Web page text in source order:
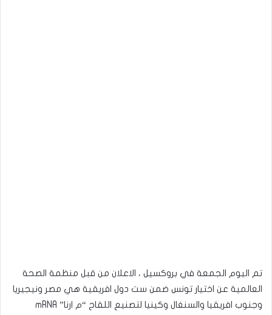
تم اليوم الجمعة في بروكسيل ، الاعلان من قبل منظمة الصحة
العالمية عن اختيار تونس ضمن ست دول افريقية هي مصر ونيجيريا
وجنوب افريقيا والسنغال وكينيا لتصنيع اللقاح “م ارنا” mRNA